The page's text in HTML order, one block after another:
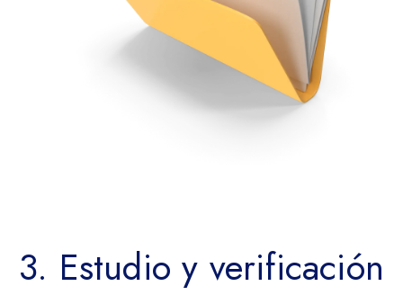
3. Estudio y verificación